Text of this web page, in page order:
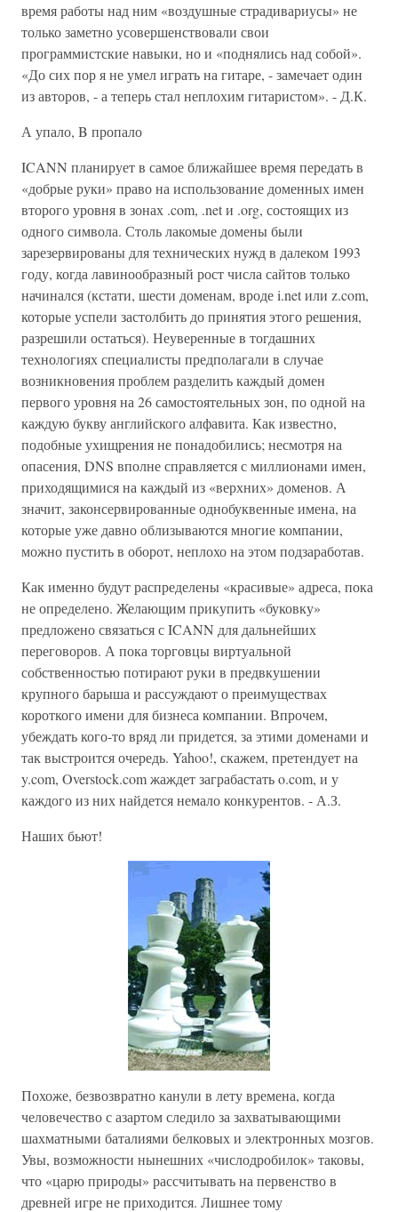
время работы над ним «воздушные страдивариусы» не
только заметно усовершенствовали свои
программистские навыки, но и «поднялись над собой».
«До сих пор я не умел играть на гитаре, - замечает один
из авторов, - а теперь стал неплохим гитаристом». - Д.К.
А упало, B пропало
ICANN планирует в самое ближайшее время передать в
«добрые руки» право на использование доменных имен
второго уровня в зонах .com, .net и .org, состоящих из
одного символа. Столь лакомые домены были
зарезервированы для технических нужд в далеком 1993
году, когда лавинообразный рост числа сайтов только
начинался (кстати, шести доменам, вроде i.net или z.com,
которые успели застолбить до принятия этого решения,
разрешили остаться). Неуверенные в тогдашних
технологиях специалисты предполагали в случае
возникновения проблем разделить каждый домен
первого уровня на 26 самостоятельных зон, по одной на
каждую букву английского алфавита. Как известно,
подобные ухищрения не понадобились; несмотря на
опасения, DNS вполне справляется с миллионами имен,
приходящимися на каждый из «верхних» доменов. А
значит, законсервированные однобуквенные имена, на
которые уже давно облизываются многие компании,
можно пустить в оборот, неплохо на этом подзаработав.
Как именно будут распределены «красивые» адреса, пока
не определено. Желающим прикупить «буковку»
предложено связаться с ICANN для дальнейших
переговоров. А пока торговцы виртуальной
собственностью потирают руки в предвкушении
крупного барыша и рассуждают о преимуществах
короткого имени для бизнеса компании. Впрочем,
убеждать кого-то вряд ли придется, за этими доменами и
так выстроится очередь. Yahoo!, скажем, претендует на
y.com, Overstock.com жаждет заграбастать o.com, и у
каждого из них найдется немало конкурентов. - А.З.
Наших бьют!
Похоже, безвозвратно канули в лету времена, когда
человечество с азартом следило за захватывающими
шахматными баталиями белковых и электронных мозгов.
Увы, возможности нынешних «числодробилок» таковы,
что «царю природы» рассчитывать на первенство в
древней игре не приходится. Лишнее тому